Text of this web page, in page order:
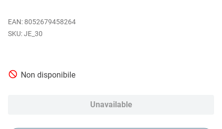
EAN: 8052679458264
JE_30
Non disponibile
Unavailable